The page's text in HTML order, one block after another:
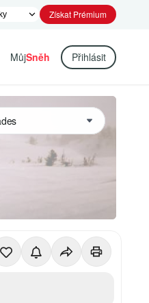
Získat Prémium
MůjSněh Přihlásit